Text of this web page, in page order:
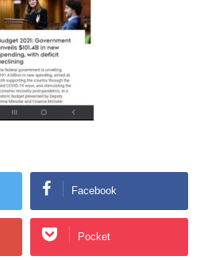
Facebook
Pocket